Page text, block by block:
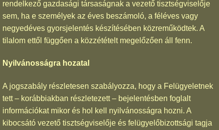
rendelkező gazdasági társaságnak a vezető tisztségviselője
sem, ha e személyek az éves beszámoló, a féléves vagy
negyedéves gyorsjelentés készítésében közreműködtek. A
tilalom ettől függően a közzétételt megelőzően áll fenn.
Nyilvánosságra hozatal
A jogszabály részletesen szabályozza, hogy a Felügyeletnek
tett – korábbiakban részletezett – bejelentésben foglalt
információkat mikor és hol kell nyilvánosságra hozni. A
kibocsátó vezető tisztségviselője és felügyelőbizottsági tagja